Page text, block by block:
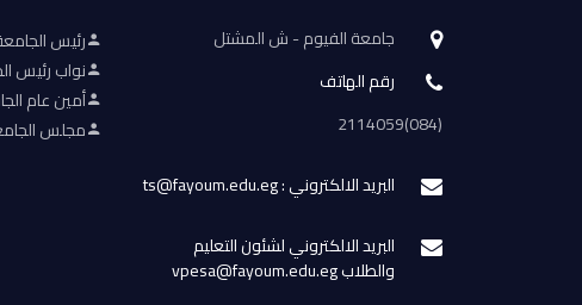
جامعة الفيوم - ش المشتل
رقم الهاتف
(084)2114059
البريد الالكتروني : ts@fayoum.edu.eg
البريد الالكتروني لشئون التعليم
والطلاب vpesa@fayoum.edu.eg
رئيس
نواب رئيس
أمين عام
مجلس